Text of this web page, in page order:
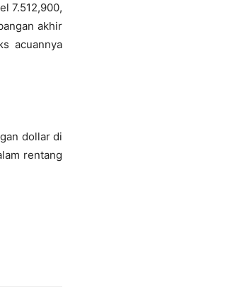
7.512,900,
akhir
acuannya
dollar di
rentang